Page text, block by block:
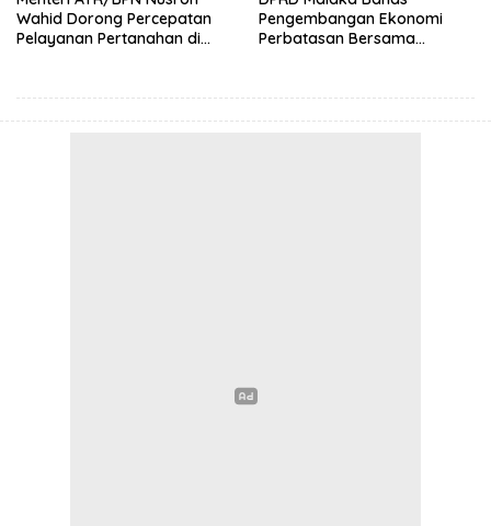
Wahid Dorong Percepatan
Pelayanan Pertanahan di
Pengembangan Ekonomi
Perbatasan Bersama